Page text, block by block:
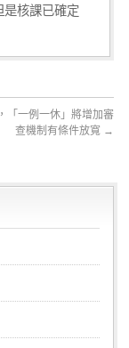
是核課已確定
「一例一休」將增加審
查機制有條件放寬 →